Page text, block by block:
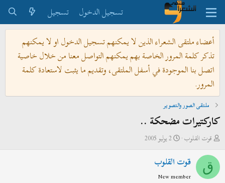
تسجيل الدخول
تسجيل
أعضاء ملتقى الشعراء الذين لا يمكنهم تسجيل الدخول او لا يمكنهم
تذكر كلمة المرور الخاصة بهم يمكنهم التواصل معنا من خلال خاصية
اتصل بنا الموجودة في أسفل الملتقى، وتقديم ما يثبت لاستعادة كلمة
المرور.
ملتقى الصور والتصوير
كاركتيرات مضحكة ..
ب
د
ئ
قوت القلوب
ت
ر
2 يوليو 2005
ق قوت القلوب
New member